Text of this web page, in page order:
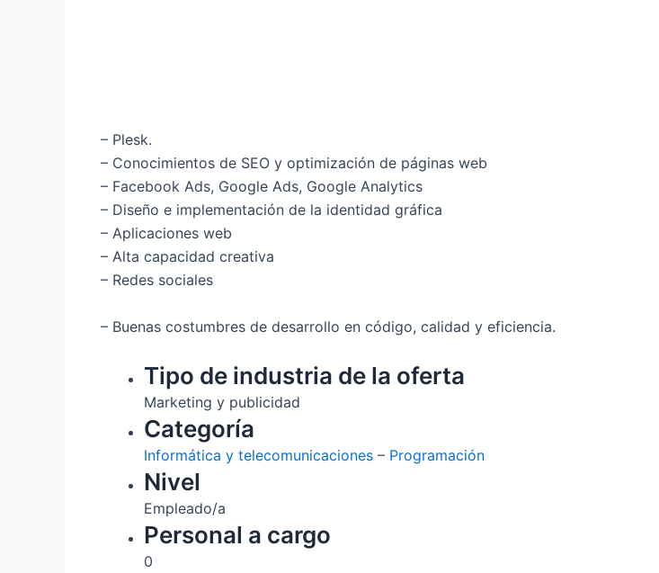
– Plesk.
– Conocimientos de SEO y optimización de páginas web
– Facebook Ads, Google Ads, Google Analytics
– Diseño e implementación de la identidad gráfica
– Aplicaciones web
– Alta capacidad creativa
– Redes sociales
– Buenas costumbres de desarrollo en código, calidad y eficiencia.
Tipo de industria de la oferta
Marketing y publicidad
Categoría
Informática y telecomunicaciones – Programación
Nivel
Empleado/a
Personal a cargo
0